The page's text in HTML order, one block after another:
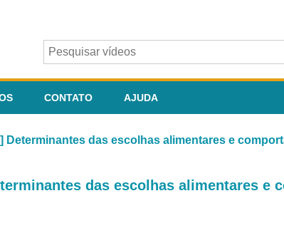
CONTATO AJUDA
Determinantes das escolhas alimentares e
das escolhas alimentares e